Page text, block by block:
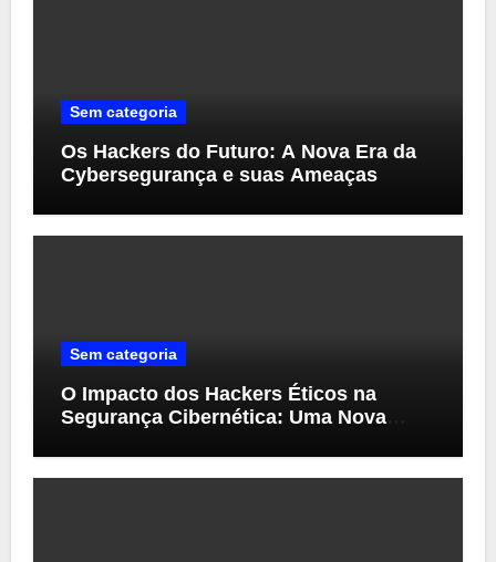
Sem categoria
Os Hackers do Futuro: A Nova Era da
Cybersegurança e suas Ameaças
Sem categoria
O Impacto dos Hackers Éticos na
Segurança Cibernética: Uma Nova